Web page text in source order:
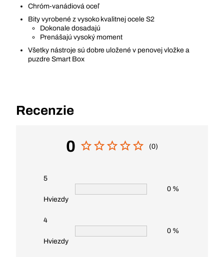
Chróm-vanádiová oceľ
Bity vyrobené z vysoko kvalitnej ocele S2
Dokonale dosadajú
Prenášajú vysoký moment
Všetky nástroje sú dobre uložené v penovej vložke a
puzdre Smart Box
Recenzie
0 (0)
5
Hviezdy
0 %
4
Hviezdy
0 %